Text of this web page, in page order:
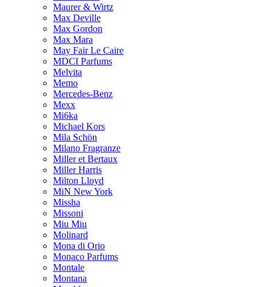
Maurer & Wirtz
Max Deville
Max Gordon
Max Mara
May Fair Le Caire
MDCI Parfums
Melvita
Memo
Mercedes-Benz
Mexx
Mi6ka
Michael Kors
Mila Schön
Milano Fragranze
Miller et Bertaux
Miller Harris
Milton Lloyd
MiN New York
Missha
Missoni
Miu Miu
Molinard
Mona di Orio
Monaco Parfums
Montale
Montana